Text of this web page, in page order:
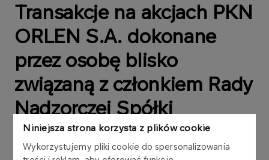
Niniejsza strona korzysta z plików cookie
Wykorzystujemy pliki cookie do spersonalizowania
Transakcje na akcjach PKN
ORLEN S.A. dokonane
przez osobę blisko
związaną z członkiem Rady
Nadzorczej Spółki